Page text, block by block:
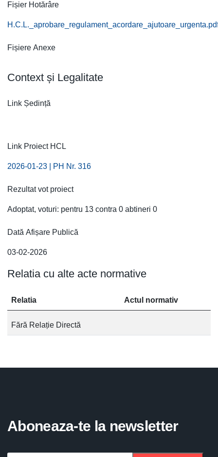
Fișier Hotărâre
Fișiere Anexe
Context și Legalitate
Link Ședință
Link Proiect HCL
2026-01-23 | PH Nr. 316
Rezultat vot proiect
Adoptat, voturi: pentru 13 contra 0 abtineri 0
Dată Afișare Publică
03-02-2026
Relatia cu alte acte normative
Relatia Actul normativ
Fără Relație Directă
Aboneaza-te la newsletter